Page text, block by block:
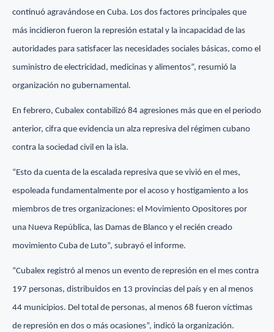
continuó agravándose en Cuba. Los dos factores principales que
más incidieron fueron la represión estatal y la incapacidad de las
autoridades para satisfacer las necesidades sociales básicas, como el
suministro de electricidad, medicinas y alimentos”, resumió la
organización no gubernamental.
En febrero, Cubalex contabilizó 84 agresiones más que en el periodo
anterior, cifra que evidencia un alza represiva del régimen cubano
contra la sociedad civil en la isla.
“Esto da cuenta de la escalada represiva que se vivió en el mes,
espoleada fundamentalmente por el acoso y hostigamiento a los
miembros de tres organizaciones: el Movimiento Opositores por
una Nueva República, las Damas de Blanco y el recién creado
movimiento Cuba de Luto”, subrayó el informe.
“Cubalex registró al menos un evento de represión en el mes contra
197 personas, distribuidos en 13 provincias del país y en al menos
44 municipios. Del total de personas, al menos 68 fueron víctimas
de represión en dos o más ocasiones”, indicó la organización.